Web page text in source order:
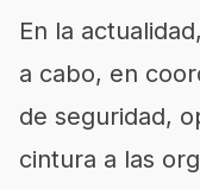
En la
a cabo, en
de seguridad,
cintura a las